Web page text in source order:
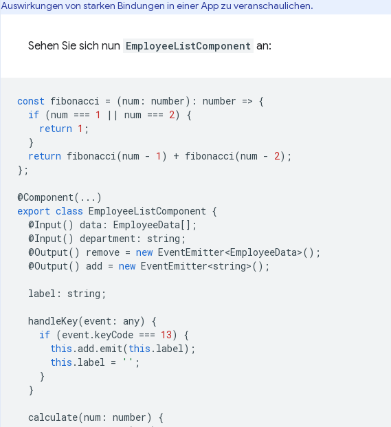
Auswirkungen von starken Bindungen in einer App zu veranschaulichen.
Sehen Sie sich nun EmployeeListComponent an:
const fibonacci = (num : number) : number => {
if (num === 1 || num === 2)
{
return 1 ;
}
return fibonacci (num - 1 ) + fibonacci (num - 2);
};
@Component(...)
export class EmployeeListComponent {
@Input() data : EmployeeData[];
@Input() department : string ;
@Output() remove = new EventEmitter<EmployeeData>();
@Output() add = new EventEmitter<string>();
label : string ;
handleKey(event : any)
{
if (event .keyCode === 13)
{
this .add . emit(this . label );
this . label = '' ;
}
}
calculate(num : number)
{